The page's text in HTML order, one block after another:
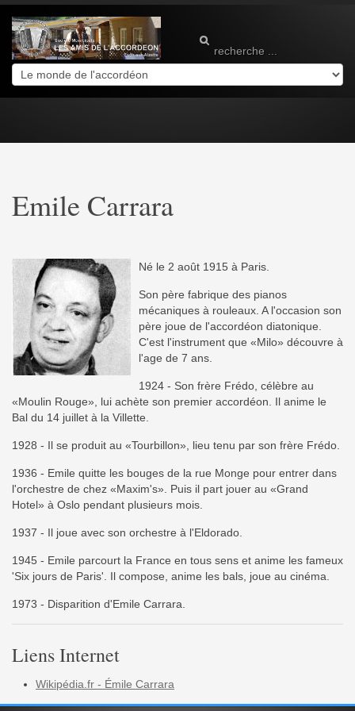
Emile Carrara
Né le 2 août 1915 à Paris.
Son père fabrique des pianos
mécaniques à rouleaux. A l'occasion son
père joue de l'accordéon diatonique.
C'est l'instrument que «Milo» découvre à
l'age de 7 ans.
1924 - Son frère Frédo, célèbre au
«Moulin Rouge», lui achète son premier accordéon. Il anime le
Bal du 14 juillet à la Villette.
1928 - Il se produit au «Tourbillon», lieu tenu par son frère Frédo.
1936 - Emile quitte les bouges de la rue Monge pour entrer dans
l'orchestre de chez «Maxim's». Puis il part jouer au «Grand
Hotel» à Oslo pendant plusieurs mois.
1937 - Il joue avec son orchestre à l'Eldorado.
1945 - Emile parcourt la France en tous sens et anime les fameux
'Six jours de Paris'. Il compose, anime les bals, joue au cinéma.
1973 - Disparition d'Emile Carrara.
Liens Internet
Wikipédia.fr - Émile Carrara